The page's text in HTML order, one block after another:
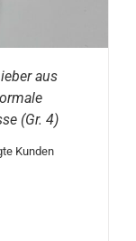
aus
(Gr. 4)
Kunden